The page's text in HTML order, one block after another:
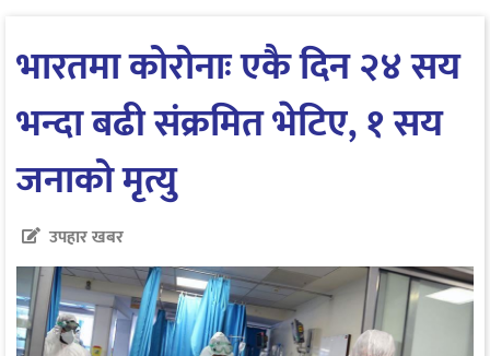
भारतमा कोरोनाः एकै दिन २४ सय
भन्दा बढी संक्रमित भेटिए, १ सय
जनाको मृत्यु
उपहार खबर